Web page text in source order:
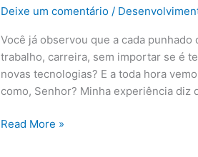
Deixe um comentário /
Você já observou que a cada
trabalho, carreira, sem importar se é
novas tecnologias? E a toda hora
como, Senhor? Minha experiência
Read More »